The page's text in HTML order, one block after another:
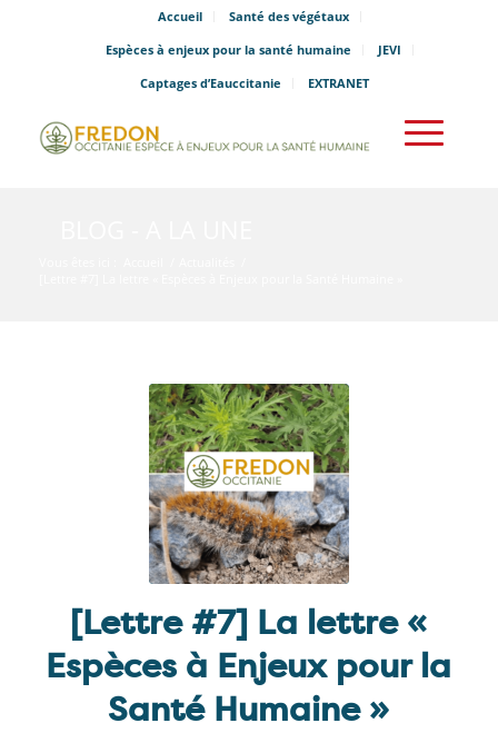
Accueil
Santé des végétaux
Espèces à enjeux pour la santé humaine
JEVI
Captages d’Eauccitanie
EXTRANET
[Lettre #7] La lettre «
Espèces à Enjeux pour la
Santé Humaine »